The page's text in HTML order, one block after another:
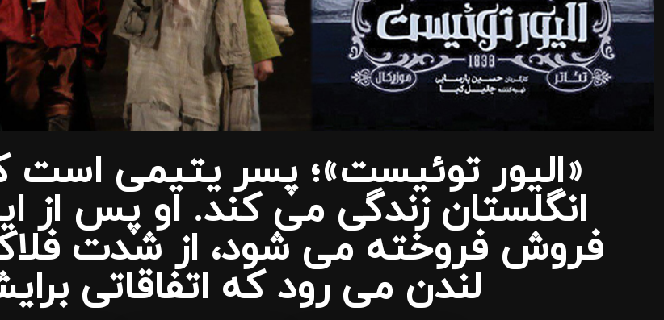
«الیور توئیست»؛ پسر یتیمی است
انگلستان زندگی می کند. او پس از
فروش فروخته می شود، از شدت
لندن می رود که اتفاقاتی